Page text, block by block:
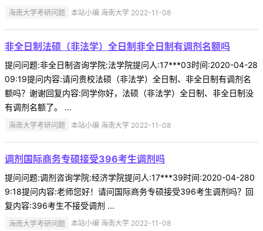
海南大学考研问题 本站小编 海南大学 2022-11-08
非全日制法硕（非法学）全日制非全日制有调剂名额吗
提问问题:非全日制咨询学院:法学院提问人:17***03时间:2020-04-28
09:19提问内容:请问贵校法硕（非法学）全日制、非全日制有调剂名
额吗？谢谢回复内容:同学你好，法硕（非法学）全日制、非全日制没
有调剂名额了。 ...
海南大学考研问题 本站小编 海南大学 2022-11-08
调剂国际商务专硕接受396考生调剂吗
提问问题:调剂咨询学院:经济学院提问人:17***39时间:2020-04-280
9:18提问内容:老师您好！请问国际商务专硕接受396考生调剂吗？回
复内容:396考生不接受调剂 ...
海南大学考研问题 本站小编 海南大学 2022-11-08